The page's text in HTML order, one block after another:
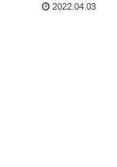
2022.04.03